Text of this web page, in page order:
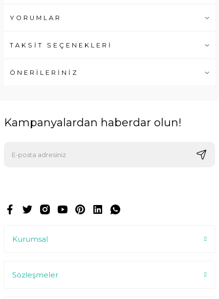
YORUMLAR
TAKSİT SEÇENEKLERİ
ÖNERİLERİNİZ
Kampanyalardan haberdar olun!
Kurumsal
Sözleşmeler